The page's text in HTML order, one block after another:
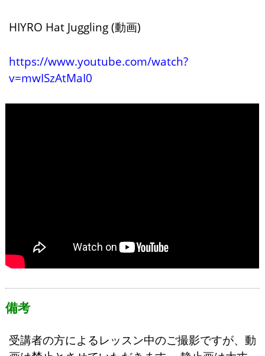
HIYRO Hat Juggling (動画)
https://www.youtube.com/watch?
v=mwISzAtMaI0
備考
受講者の方によるレッスン中のご撮影ですが、動